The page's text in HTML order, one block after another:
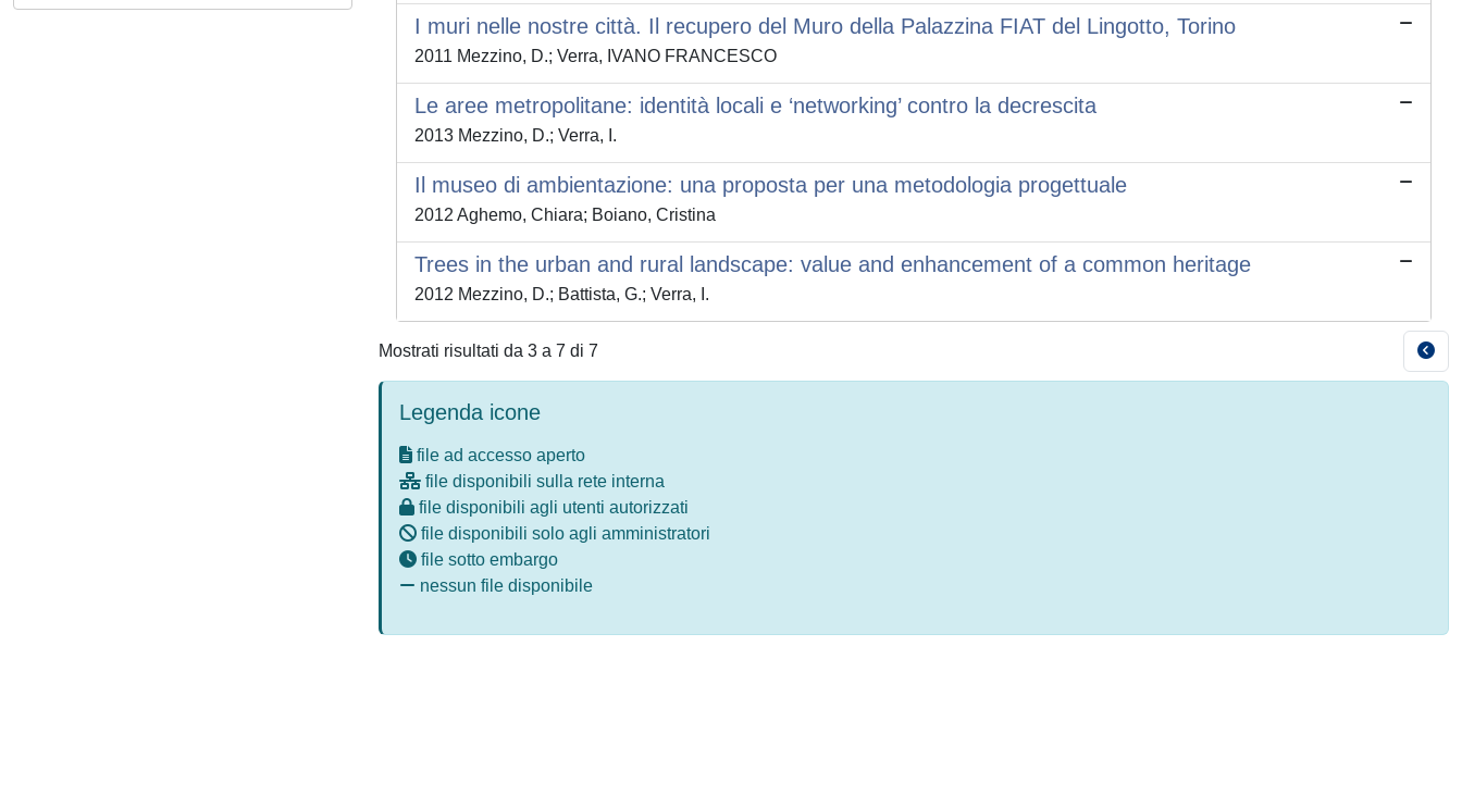
I muri nelle nostre città. Il recupero del Muro della Palazzina FIAT del Lingotto, Torino
2011 Mezzino, D.; Verra, IVANO FRANCESCO
Le aree metropolitane: identità locali e ‘networking’ contro la decrescita
2013 Mezzino, D.; Verra, I.
Il museo di ambientazione: una proposta per una metodologia progettuale
2012 Aghemo, Chiara; Boiano, Cristina
Trees in the urban and rural landscape: value and enhancement of a common heritage
2012 Mezzino, D.; Battista, G.; Verra, I.
Mostrati risultati da 3 a 7 di 7
Legenda icone
file ad accesso aperto
file disponibili sulla rete interna
file disponibili agli utenti autorizzati
file disponibili solo agli amministratori
file sotto embargo
nessun file disponibile